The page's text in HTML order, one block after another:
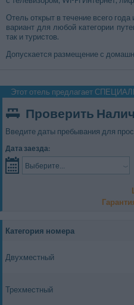
Отель открыт в течение всего
вариант для любой категории
так и туристов.
Допускается размещение с
Этот отель предлагает
Проверить
Введите даты пребывания для
Дата заезда:
Выберите...
Категория номера
Двухместный
Трехместный